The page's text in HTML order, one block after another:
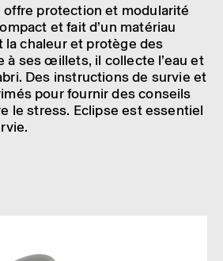
offre protec­tion et modu­la­rité
et fait d’un maté­riau
la chaleur et protège des
à ses œillets, il collecte l’eau et
Des instruc­tions de survie et
pour four­nir des conseils
le stress. Eclipse est essen­tiel